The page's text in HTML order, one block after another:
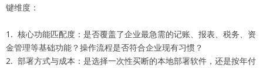
键维度：
1. 核心功能匹配度：是否覆盖了企业最急需的记账、报表、税务、资
金管理等基础功能？操作流程是否符合企业现有习惯？
2. 部署方式与成本：是选择一次性买断的本地部署软件，还是按年付